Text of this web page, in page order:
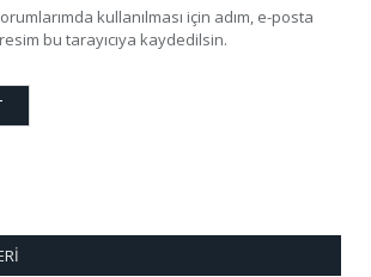
kullanılması için adım, e-posta
bu tarayıcıya kaydedilsin.